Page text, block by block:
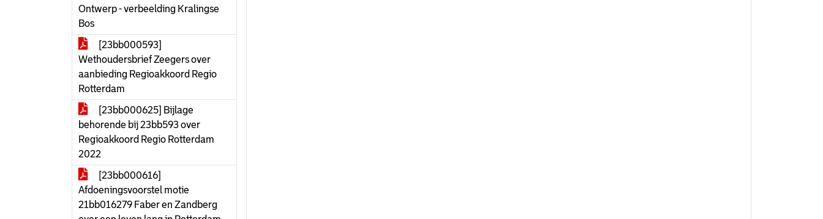
Ontwerp - verbeelding Kralingse
Bos
[23bb000593]
Wethoudersbrief Zeegers over
aanbieding Regioakkoord Regio
Rotterdam
[23bb000625] Bijlage
behorende bij 23bb593 over
Regioakkoord Regio Rotterdam
2022
[23bb000616]
Afdoeningsvoorstel motie
21bb016279 Faber en Zandberg